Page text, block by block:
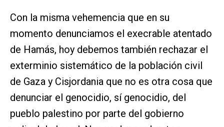
Con la misma vehemencia que en su
momento denunciamos el execrable atentado
de Hamás, hoy debemos también rechazar el
exterminio sistemático de la población civil
de Gaza y Cisjordania que no es otra cosa que
denunciar el genocidio, sí genocidio, del
pueblo palestino por parte del gobierno